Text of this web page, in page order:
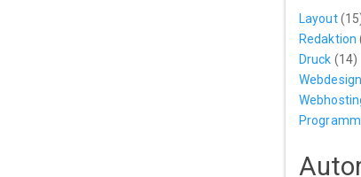
Layout
Redaktion
Druck (14)
Webdesign